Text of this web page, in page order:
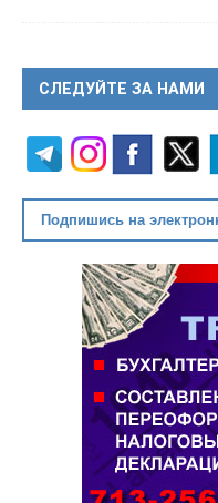
СЛЕДУЙТЕ ЗА НАМИ
Подпишись на